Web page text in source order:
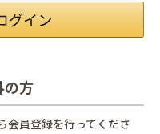
の方
会員登録を行ってくださ